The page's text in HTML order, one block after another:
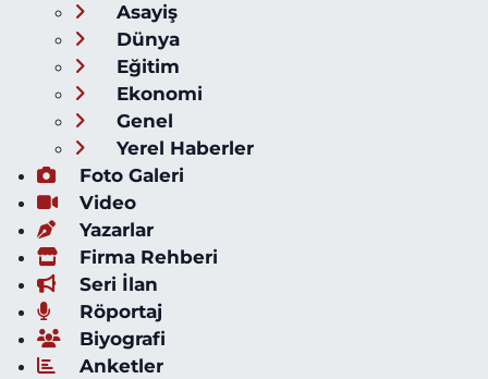
Asayiş
Dünya
Eğitim
Ekonomi
Genel
Yerel Haberler
Foto Galeri
Video
Yazarlar
Firma Rehberi
Seri İlan
Röportaj
Biyografi
Anketler